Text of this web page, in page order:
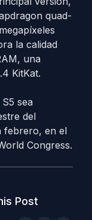
quad-
la calidad
una
KitKat.
sea
del
febrero, en el
Congress.
Post